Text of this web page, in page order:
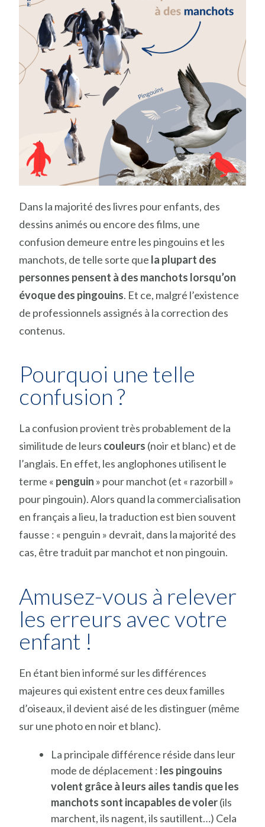
Dans la majorité des livres pour enfants, des
dessins animés ou encore des films, une
confusion demeure entre les pingouins et les
manchots, de telle sorte que la plupart des
personnes pensent à des manchots lorsqu’on
évoque des pingouins. Et ce, malgré l’existence
de professionnels assignés à la correction des
contenus.
Pourquoi une telle
confusion ?
La confusion provient très probablement de la
similitude de leurs couleurs (noir et blanc) et de
l’anglais. En effet, les anglophones utilisent le
terme « penguin » pour manchot (et « razorbill »
pour pingouin). Alors quand la commercialisation
en français a lieu, la traduction est bien souvent
fausse : « penguin » devrait, dans la majorité des
cas, être traduit par manchot et non pingouin.
Amusez-vous à relever
les erreurs avec votre
enfant !
En étant bien informé sur les différences
majeures qui existent entre ces deux familles
d’oiseaux, il devient aisé de les distinguer (même
sur une photo en noir et blanc).
La principale différence réside dans leur
mode de déplacement : les pingouins
volent grâce à leurs ailes tandis que les
manchots sont incapables de voler(ils
marchent, ils nagent, ils sautillent…) Cela